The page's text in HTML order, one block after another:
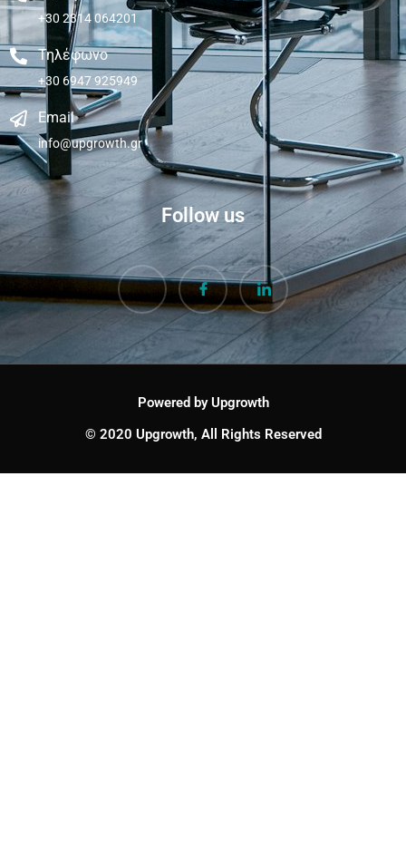
+30 2314 064201
Τηλέφωνο
+30 6947 925949
Email
info@upgrowth.gr
Follow us
Powered by Upgrowth
© 2020 Upgrowth, All Rights Reserved